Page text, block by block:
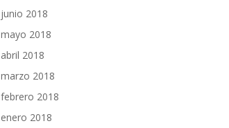
junio 2018
mayo 2018
abril 2018
marzo 2018
febrero 2018
enero 2018